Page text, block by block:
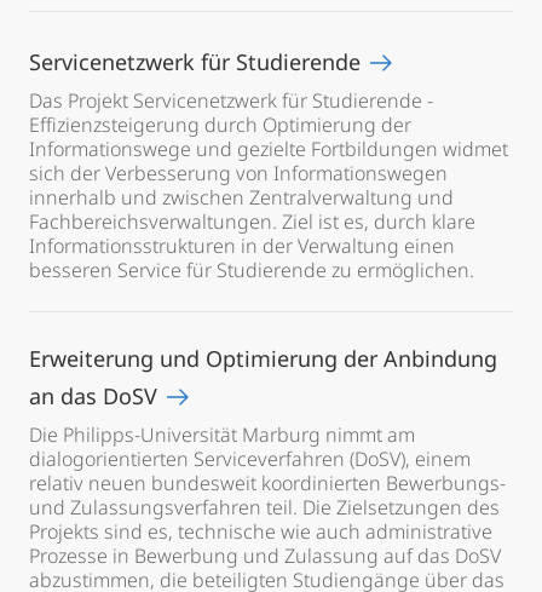
Servicenetzwerk für Studierende
Das Projekt Servicenetzwerk für Studierende -
Effizienzsteigerung durch Optimierung der
Informationswege und gezielte Fortbildungen widmet
sich der Verbesserung von Informationswegen
innerhalb und zwischen Zentralverwaltung und
Fachbereichsverwaltungen. Ziel ist es, durch klare
Informationsstrukturen in der Verwaltung einen
besseren Service für Studierende zu ermöglichen.
Erweiterung und Optimierung der Anbindung
an das DoSV
Die Philipps-Universität Marburg nimmt am
dialogorientierten Serviceverfahren (DoSV), einem
relativ neuen bundesweit koordinierten Bewerbungs-
und Zulassungsverfahren teil. Die Zielsetzungen des
Projekts sind es, technische wie auch administrative
Prozesse in Bewerbung und Zulassung auf das DoSV
abzustimmen, die beteiligten Studiengänge über das